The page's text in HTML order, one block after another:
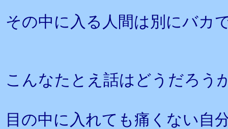
その中に入る人間は別にバカ
こんなたとえ話はどうだろう
目の中に入れても痛くない自